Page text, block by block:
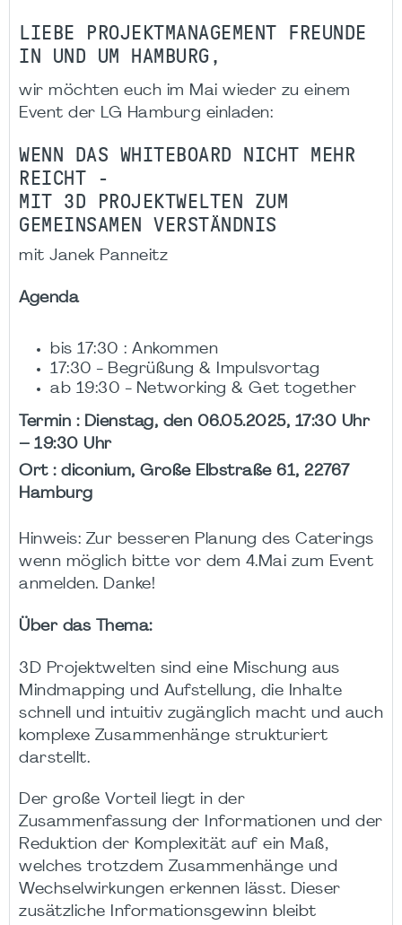
LIEBE PROJEKTMANAGEMENT FREUNDE
IN UND UM HAMBURG,
wir möchten euch im Mai wieder zu einem
Event der LG Hamburg einladen:
WENN DAS WHITEBOARD NICHT MEHR
REICHT -
MIT 3D PROJEKTWELTEN ZUM
GEMEINSAMEN VERSTÄNDNIS
mit Janek Panneitz
Agenda
bis 17:30 : Ankommen
17:30 - Begrüßung & Impulsvortag
ab 19:30 - Networking & Get together
Termin : Dienstag, den 06.05.2025, 17:30 Uhr
– 19:30 Uhr
Ort : diconium, Große Elbstraße 61, 22767
Hamburg
Hinweis: Zur besseren Planung des Caterings
wenn möglich bitte vor dem 4.Mai zum Event
anmelden. Danke!
Über das Thema:
3D Projektwelten sind eine Mischung aus
Mindmapping und Aufstellung, die Inhalte
schnell und intuitiv zugänglich macht und auch
komplexe Zusammenhänge strukturiert
darstellt.
Der große Vorteil liegt in der
Zusammenfassung der Informationen und der
Reduktion der Komplexität auf ein Maß,
welches trotzdem Zusammenhänge und
Wechselwirkungen erkennen lässt. Dieser
zusätzliche Informationsgewinn bleibt